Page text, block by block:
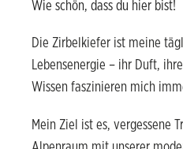
Wie schön, dass du hier bist!
Die Zirbelkiefer ist meine
Lebensenergie – ihr Duft,
Wissen faszinieren mich
Mein Ziel ist es, vergessene